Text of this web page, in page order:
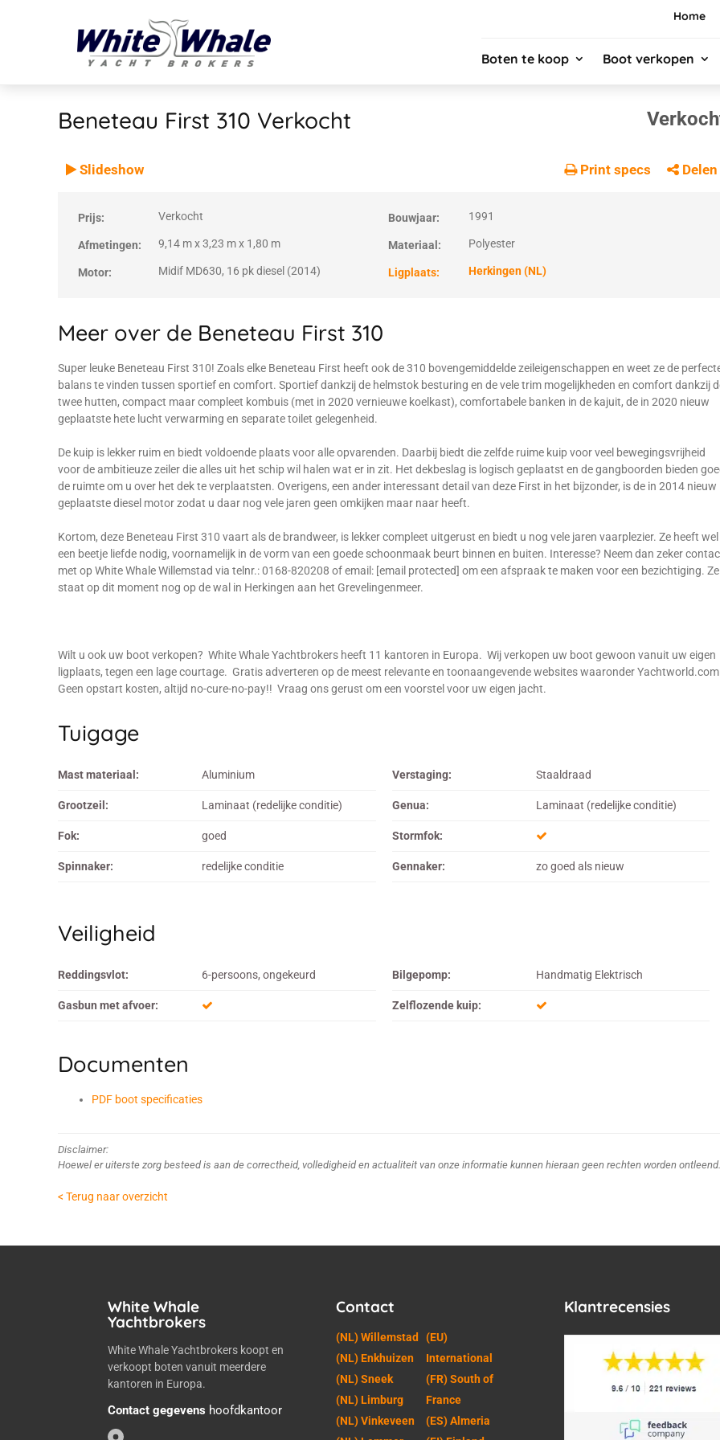
Home
Boten te koop Boot verkopen
Beneteau First 310 Verkocht
VERKOCHT
Verkocht
Slideshow Print specs Delen
Prijs: Verkocht Bouwjaar: 1991
Afmetingen: 9,14 m x 3,23 m x 1,80 m Materiaal: Polyester
Motor: Midif MD630, 16 pk diesel (2014) Ligplaats: Herkingen (NL)
Meer over de Beneteau First 310
Super leuke Beneteau First 310! Zoals elke Beneteau First heeft ook de 310 bovengemiddelde zeileigenschappen en weet ze de
balans te vinden tussen sportief en comfort. Sportief dankzij de helmstok besturing en de vele trim mogelijkheden en comfort dankzij
twee hutten, compact maar compleet kombuis (met in 2020 vernieuwe koelkast), comfortabele banken in de kajuit, de in 2020 nieuw
geplaatste hete lucht verwarming en separate toilet gelegenheid.
De kuip is lekker ruim en biedt voldoende plaats voor alle opvarenden. Daarbij biedt die zelfde ruime kuip voor veel bewegingsvrijheid
voor de ambitieuze zeiler die alles uit het schip wil halen wat er in zit. Het dekbeslag is logisch geplaatst en de gangboorden bieden
de ruimte om u over het dek te verplaatsten. Overigens, een ander interessant detail van deze First in het bijzonder, is de in 2014 nieuw
geplaatste diesel motor zodat u daar nog vele jaren geen omkijken maar naar heeft.
Kortom, deze Beneteau First 310 vaart als de brandweer, is lekker compleet uitgerust en biedt u nog vele jaren vaarplezier. Ze heeft wel
een beetje liefde nodig, voornamelijk in de vorm van een goede schoonmaak beurt binnen en buiten. Interesse? Neem dan zeker
met op White Whale Willemstad via telnr.: 0168-820208 of email: [email protected] om een afspraak te maken voor een bezichtiging. Ze
staat op dit moment nog op de wal in Herkingen aan het Grevelingenmeer.
Wilt u ook uw boot verkopen? White Whale Yachtbrokers heeft 11 kantoren in Europa. Wij verkopen uw boot gewoon vanuit uw eigen
ligplaats, tegen een lage courtage. Gratis adverteren op de meest relevante en toonaangevende websites waaronder Yachtworld.com.
Geen opstart kosten, altijd no-cure-no-pay!! Vraag ons gerust om een voorstel voor uw eigen jacht.
Tuigage
Mast materiaal: Aluminium Verstaging: Staaldraad
Grootzeil: Laminaat (redelijke conditie) Genua: Laminaat (redelijke conditie)
Fok: goed Stormfok:
Spinnaker: redelijke conditie Gennaker: zo goed als nieuw
Veiligheid
Reddingsvlot: 6-persoons, ongekeurd Bilgepomp: Handmatig Elektrisch
Gasbun met afvoer: Zelflozende kuip:
Documenten
PDF boot specificaties
Disclaimer:
Hoewel er uiterste zorg besteed is aan de correctheid, volledigheid en actualiteit van onze informatie kunnen hieraan geen rechten worden ontleend.
< Terug naar overzicht
White Whale
Yachtbrokers
White Whale Yachtbrokers koopt en
verkoopt boten vanuit meerdere
kantoren in Europa.
Contact gegevens hoofdkantoor
Contact
(NL) Willemstad
(NL) Enkhuizen
(NL) Sneek
(NL) Limburg
(NL) Vinkeveen
(EU)
International
(FR) South of
France
(ES) Almeria
Klantrecensies